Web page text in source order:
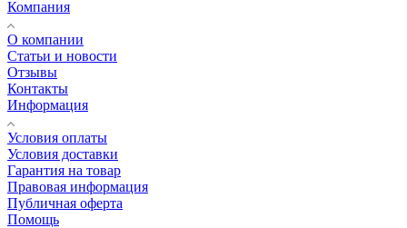
Компания
О компании
Статьи и новости
Отзывы
Контакты
Информация
Условия оплаты
Условия доставки
Гарантия на товар
Правовая информация
Публичная оферта
Помощь